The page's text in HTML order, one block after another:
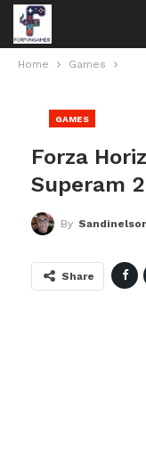
Home Games
GAMES
Forza
Superam
By
Share